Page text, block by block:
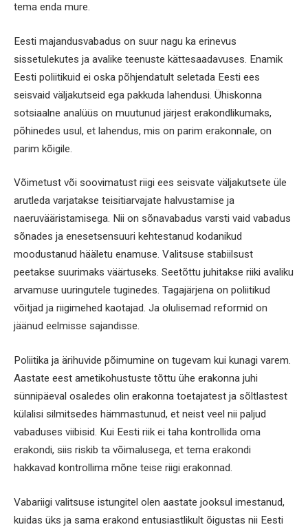
tema enda mure.
Eesti majandusvabadus on suur nagu ka erinevus
sissetulekutes ja avalike teenuste kättesaadavuses. Enamik
Eesti poliitikuid ei oska põhjendatult seletada Eesti ees
seisvaid väljakutseid ega pakkuda lahendusi. Ühiskonna
sotsiaalne analüüs on muutunud järjest erakondlikumaks,
põhinedes usul, et lahendus, mis on parim erakonnale, on
parim kõigile.
Võimetust või soovimatust riigi ees seisvate väljakutsete üle
arutleda varjatakse teisitiarvajate halvustamise ja
naeruvääristamisega. Nii on sõnavabadus varsti vaid vabadus
sõnades ja enesetsensuuri kehtestanud kodanikud
moodustanud hääletu enamuse. Valitsuse stabiilsust
peetakse suurimaks väärtuseks. Seetõttu juhitakse riiki avaliku
arvamuse uuringutele tuginedes. Tagajärjena on poliitikud
võitjad ja riigimehed kaotajad. Ja olulisemad reformid on
jäänud eelmisse sajandisse.
Poliitika ja ärihuvide põimumine on tugevam kui kunagi varem.
Aastate eest ametikohustuste tõttu ühe erakonna juhi
sünnipäeval osaledes olin erakonna toetajatest ja sõltlastest
külalisi silmitsedes hämmastunud, et neist veel nii paljud
vabaduses viibisid. Kui Eesti riik ei taha kontrollida oma
erakondi, siis riskib ta võimalusega, et tema erakondi
hakkavad kontrollima mõne teise riigi erakonnad.
Vabariigi valitsuse istungitel olen aastate jooksul imestanud,
kuidas üks ja sama erakond entusiastlikult õigustas nii Eesti